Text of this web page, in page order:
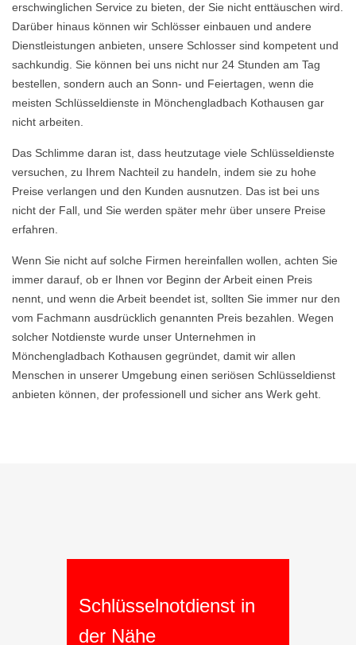
erschwinglichen Service zu bieten, der Sie nicht enttäuschen wird.
Darüber hinaus können wir Schlösser einbauen und andere
Dienstleistungen anbieten, unsere Schlosser sind kompetent und
sachkundig. Sie können bei uns nicht nur 24 Stunden am Tag
bestellen, sondern auch an Sonn- und Feiertagen, wenn die
meisten Schlüsseldienste in Mönchengladbach Kothausen gar
nicht arbeiten.
Das Schlimme daran ist, dass heutzutage viele Schlüsseldienste
versuchen, zu Ihrem Nachteil zu handeln, indem sie zu hohe
Preise verlangen und den Kunden ausnutzen. Das ist bei uns
nicht der Fall, und Sie werden später mehr über unsere Preise
erfahren.
Wenn Sie nicht auf solche Firmen hereinfallen wollen, achten Sie
immer darauf, ob er Ihnen vor Beginn der Arbeit einen Preis
nennt, und wenn die Arbeit beendet ist, sollten Sie immer nur den
vom Fachmann ausdrücklich genannten Preis bezahlen. Wegen
solcher Notdienste wurde unser Unternehmen in
Mönchengladbach Kothausen gegründet, damit wir allen
Menschen in unserer Umgebung einen seriösen Schlüsseldienst
anbieten können, der professionell und sicher ans Werk geht.
Schlüsselnotdienst in
der Nähe